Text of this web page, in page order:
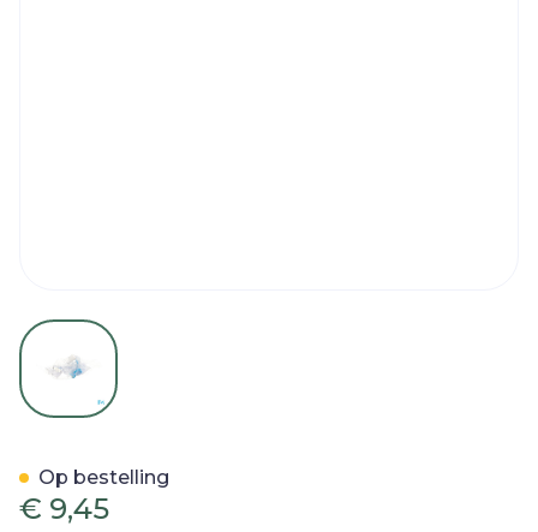
View larger image
€ 9,45
Op bestelling